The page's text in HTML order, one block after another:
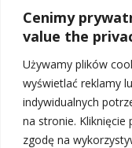
Cenimy
value the
Używamy plików
wyświetlać reklamy
indywidualnych
na stronie. Kliknięcie
zgodę na
AKTUALNOŚCI
Srebrny Spinacz dla
IX Konferencja
To tu spotyka się cała
2024